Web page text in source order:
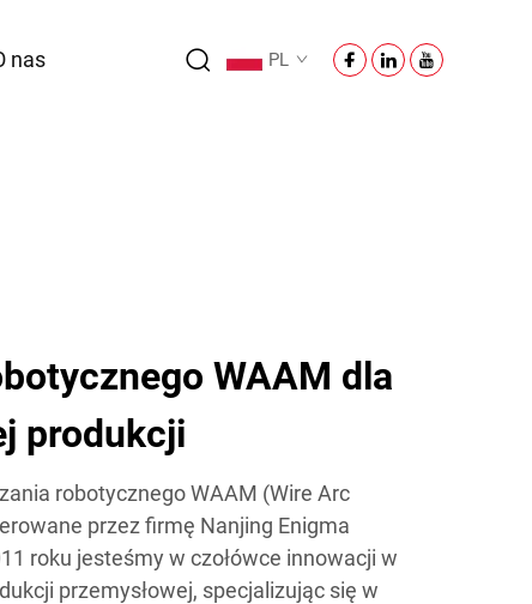
nas PL
WAAM dla
produkcji
robotycznego WAAM (Wire Arc
przez firmę Nanjing Enigma
roku jesteśmy w czołówce innowacji w
przemysłowej, specjalizując się w